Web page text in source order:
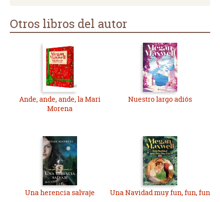
Otros libros del autor
Ande, ande, ande, la Mari
Morena
Nuestro largo adiós
Una herencia salvaje Una Navidad muy fun, fun, fun